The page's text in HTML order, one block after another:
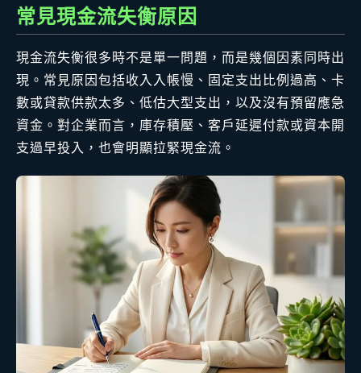
常見現金流失衡原因
現金流失衡很多時不是單一問題，而是幾個因素同時出
現。常見原因包括收入入帳慢、固定支出比例過高、卡
數或貸款供款太多、低估大型支出，以及沒有預留應急
資金。對企業而言，庫存積壓、客戶延遲付款或資本開
支過早投入，也會明顯拉緊現金流。